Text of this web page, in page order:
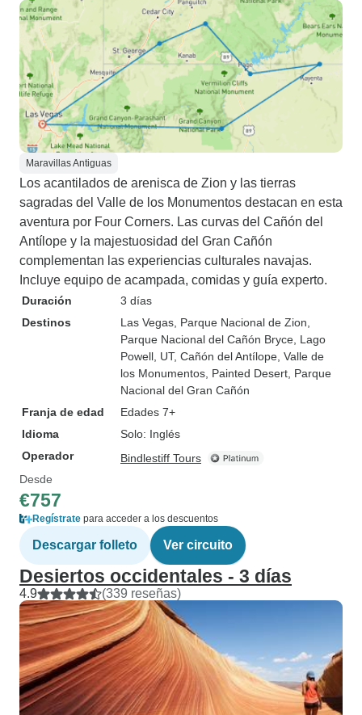
Maravillas Antiguas
Los acantilados de arenisca de Zion y las tierras
sagradas del Valle de los Monumentos destacan en esta
aventura por Four Corners. Las curvas del Cañón del
Antílope y la majestuosidad del Gran Cañón
complementan las experiencias culturales navajas.
Incluye equipo de acampada, comidas y guía experto.
Duración
3 días
Destinos
Las Vegas , Parque Nacional de Zion
Parque Nacional del Cañón Bryce , Lago
Powell, UT, Cañón del Antílope , Valle de
los Monumentos , Painted Desert , Parque
Nacional del Gran Cañón
Franja de edad
Edades 7+
Idioma
Solo: Inglés
Operador
Bindlestiff Tours
Desde
€757
Regístrate para acceder a los descuentos
Descargar folleto Ver circuito
Desiertos occidentales - 3 días
4.9 (339 reseñas)